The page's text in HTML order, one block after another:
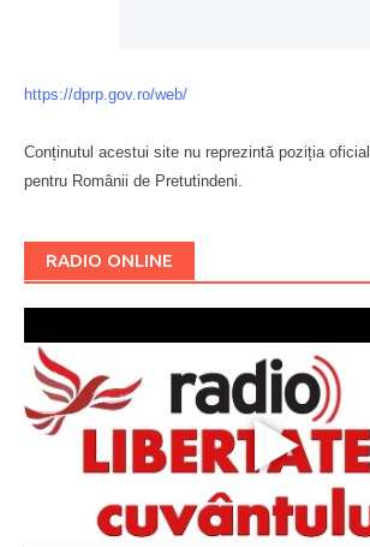
https://dprp.gov.ro/web/
Conținutul acestui site nu reprezintă poziția
pentru Românii de Pretutindeni.
RADIO ONLINE